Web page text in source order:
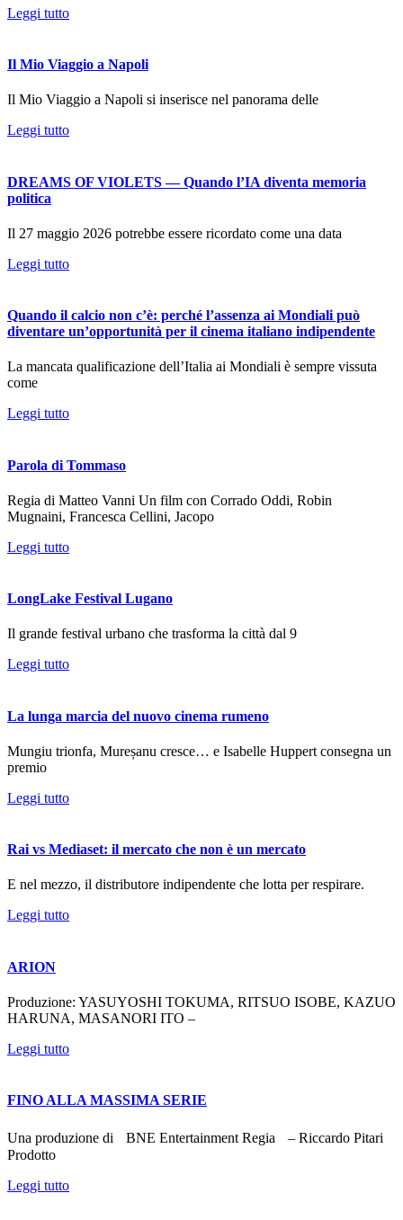
Leggi tutto
Il Mio Viaggio a Napoli
Il Mio Viaggio a Napoli si inserisce nel panorama delle
Leggi tutto
DREAMS OF VIOLETS — Quando l’IA diventa memoria
politica
Il 27 maggio 2026 potrebbe essere ricordato come una data
Leggi tutto
Quando il calcio non c’è: perché l’assenza ai Mondiali può
diventare un’opportunità per il cinema italiano indipendente
La mancata qualificazione dell’Italia ai Mondiali è sempre vissuta
come
Leggi tutto
Parola di Tommaso
Regia di Matteo Vanni Un film con Corrado Oddi, Robin
Mugnaini, Francesca Cellini, Jacopo
Leggi tutto
LongLake Festival Lugano
Il grande festival urbano che trasforma la città dal 9
Leggi tutto
La lunga marcia del nuovo cinema rumeno
Mungiu trionfa, Mureșanu cresce… e Isabelle Huppert consegna un
premio
Leggi tutto
Rai vs Mediaset: il mercato che non è un mercato
E nel mezzo, il distributore indipendente che lotta per respirare.
Leggi tutto
ARION
Produzione: YASUYOSHI TOKUMA, RITSUO ISOBE, KAZUO
HARUNA, MASANORI ITO –
Leggi tutto
FINO ALLA MASSIMA SERIE
Una produzione di BNE Entertainment Regia – Riccardo Pitari
Prodotto
Leggi tutto